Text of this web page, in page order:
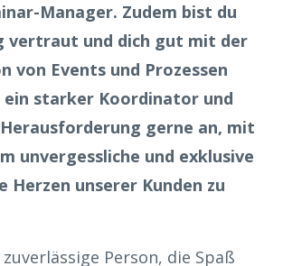
Manager. Zudem bist du
vertraut und dich gut mit der
von Events und Prozessen
ein starker Koordinator und
gerne an, mit
unvergessliche und exklusive
Herzen unserer Kunden zu
Person, die Spaß